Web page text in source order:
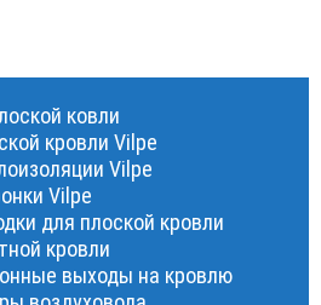
ковли
кровли Vilpe
Vilpe
Vilpe
для плоской кровли
кровли
выходы на кровлю